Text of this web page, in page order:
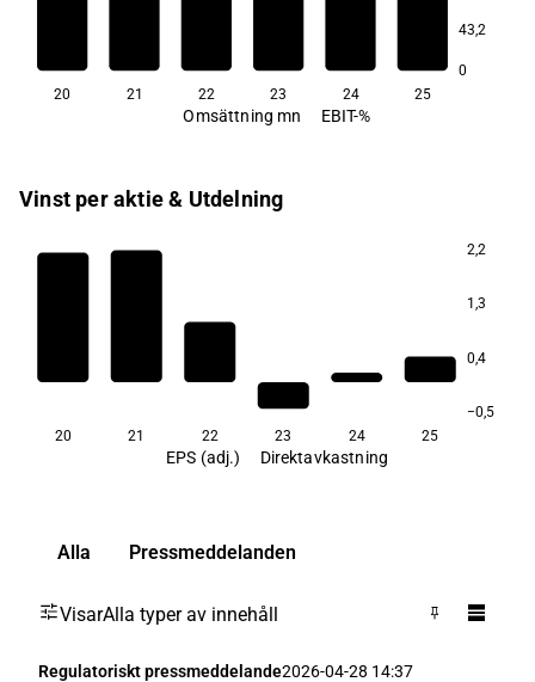
43,2
0
20 21 22 23 24 25
Omsättning mn EBIT-%
Vinst per aktie & Utdelning
2,2
1,3
0,4
−0,5
20
21 22 23 24 25
EPS (adj.) Direktavkastning
Alla Pressmeddelanden
VisarAlla typer av innehåll
Regulatoriskt pressmeddelande2026-04-28 14:37